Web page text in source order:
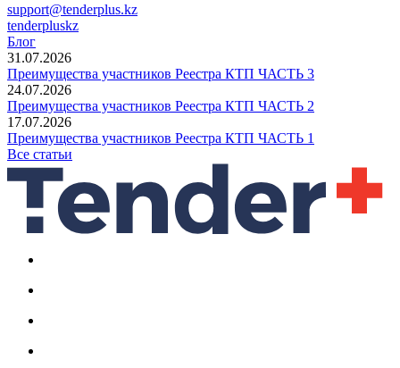
support@tenderplus.kz
tenderpluskz
Блог
31.07.2026
Преимущества участников Реестра КТП ЧАСТЬ 3
24.07.2026
Преимущества участников Реестра КТП ЧАСТЬ 2
17.07.2026
Преимущества участников Реестра КТП ЧАСТЬ 1
Все статьи